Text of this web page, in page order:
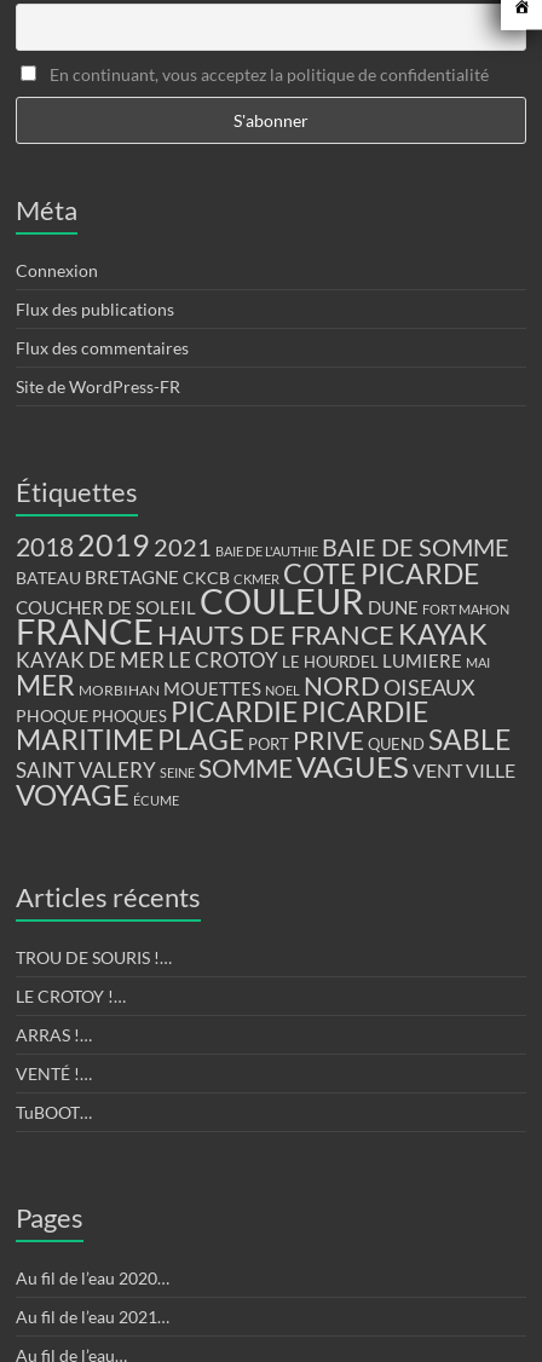
En continuant, vous acceptez la politique de confidentialité
Méta
Connexion
Flux des publications
Flux des commentaires
Site de WordPress-FR
Étiquettes
20182019 2021 BAIE DE L'AUTHIE BAIE DE SOMME
BATEAU BRETAGNE CKCB CKMER COTE PICARDE
COUCHER DE SOLEIL COULEUR DUNE FORT MAHON
FRANCE HAUTS DE FRANCE KAYAK
KAYAK DE MER LE CROTOY LE HOURDEL LUMIERE MAI
MER MORBIHAN MOUETTES NOEL NORD OISEAUX
PHOQUE PHOQUES PICARDIEPICARDIE
MARITIMEPLAGE PORT PRIVE QUEND SABLE
SAINT VALERY SEINE SOMMEVAGUES VENTVILLE
VOYAGE ÉCUME
Articles récents
TROU DE SOURIS !…
LE CROTOY !…
ARRAS !…
VENTÉ !…
TuBOOT…
Pages
Au fil de l’eau 2020…
Au fil de l’eau 2021…
Au fil de l’eau…